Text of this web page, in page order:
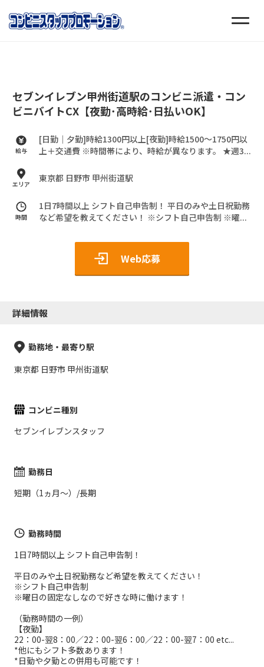
セブンイレブン甲州街道駅のコンビニ派遣・コン
ビニバイトCX【夜勤･高時給･日払いOK】
給与
[日勤｜夕勤]時給1300円以上[夜勤]時給1500～1750円以
上＋交通費 ※時間帯により、時給が異なります。 ★週3...
エリア 東京都 日野市 甲州街道駅
時間
1日7時間以上 シフト自己申告制！ 平日のみや土日祝勤務
など希望を教えてください！ ※シフト自己申告制 ※曜...
Web応募
詳細情報
勤務地・最寄り駅
東京都 日野市 甲州街道駅
コンビニ種別
セブンイレブンスタッフ
勤務日
短期（1ヵ月～）/長期
勤務時間
1日7時間以上 シフト自己申告制！
平日のみや土日祝勤務など希望を教えてください！
※シフト自己申告制
※曜日の固定なしなので好きな時に働けます！
（勤務時間の一例）
【夜勤】
22：00-翌8：00／22：00-翌6：00／22：00-翌7：00 etc...
*他にもシフト多数あります！
*日勤や夕勤との併用も可能です！